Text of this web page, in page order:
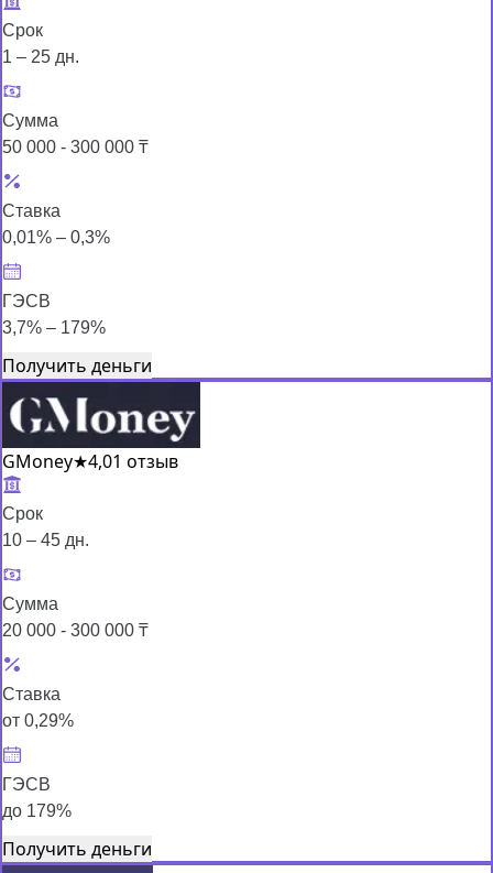
Срок
1 – 25 дн.
Сумма
50 000 - 300 000 ₸
Ставка
0,01% – 0,3%
ГЭСВ
3,7% – 179%
Получить деньги
GMoney★4,01 отзыв
Срок
10 – 45 дн.
Сумма
20 000 - 300 000 ₸
Ставка
от 0,29%
ГЭСВ
до 179%
Получить деньги